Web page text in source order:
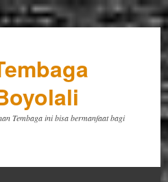
Tembaga ini bisa bermanfaat bagi